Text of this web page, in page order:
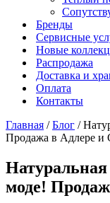
Бренды
Сервисные
Новые
Распродажа
Доставка и
Оплата
Контакты
Главная /Блог /
Продажа в Адлере и
Натуральная
моде!